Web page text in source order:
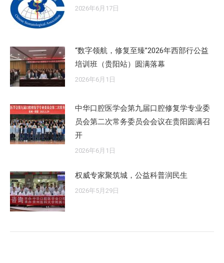
2026年6月17日
“数字领航，修复至臻”2026年西部行公益
培训班（贵阳站）圆满落幕
2026年6月1日
中华口腔医学会第九届口腔修复学专业委
员会第二次常务委员会会议在贵阳圆满召
开
2026年6月1日
权威专家聚筑城，公益科普润民生
2026年5月29日